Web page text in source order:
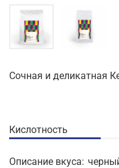
Сочная и деликатная
Кислотность
Описание вкуса: